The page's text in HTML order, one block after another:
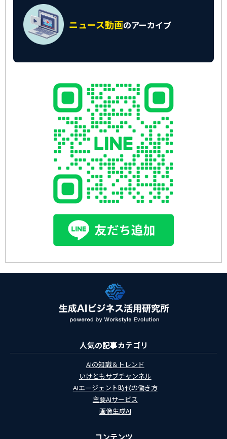
ニュース動画のアーカイブ
人気の記事カテゴリ
AIの知識＆トレンド
いけともサブチャンネル
AIエージェント時代の働き方
主要AIサービス
画像生成AI
コンテンツ